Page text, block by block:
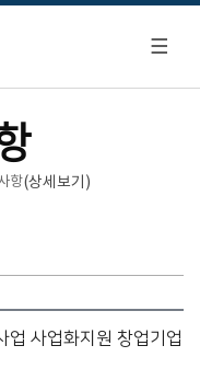
항(상세보기)
사업화지원 창업기업